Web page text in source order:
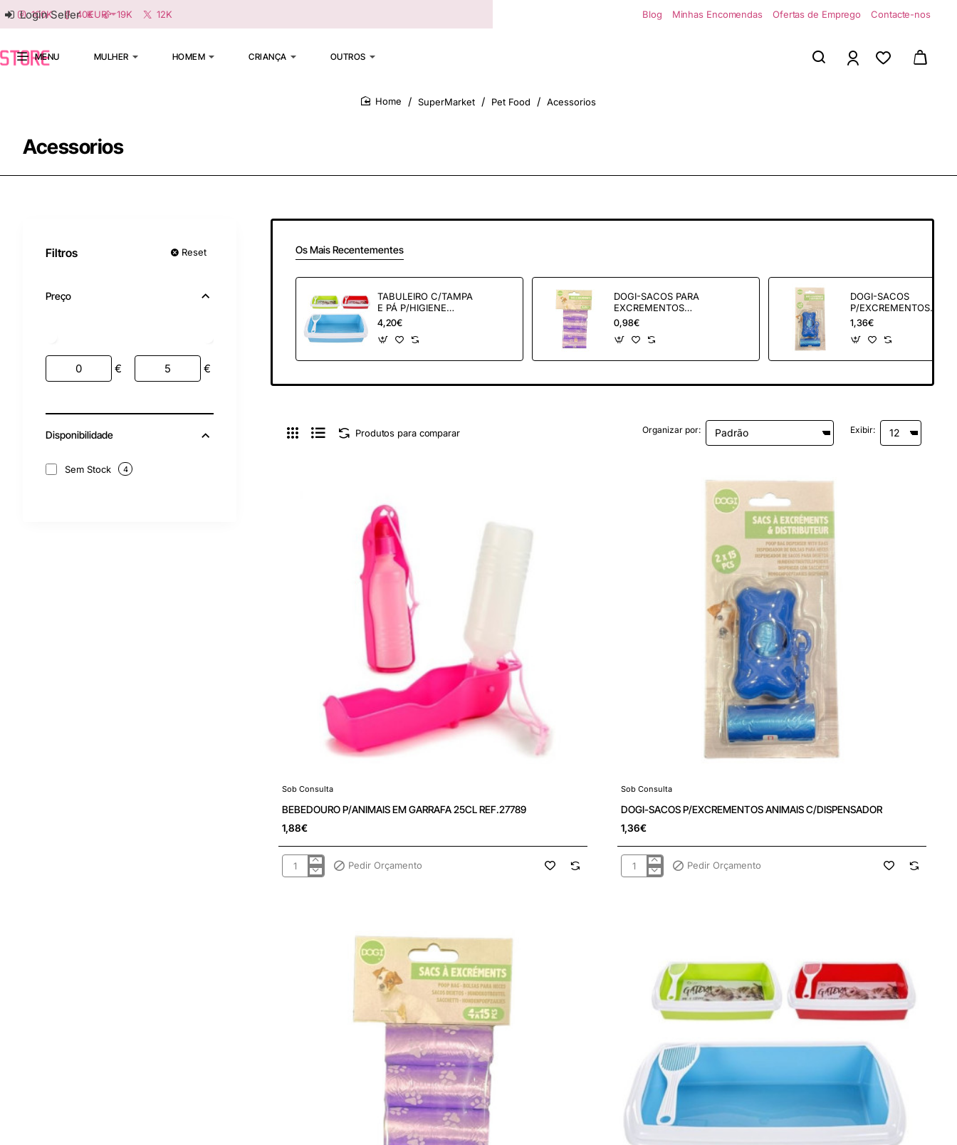
100K 40K 19K 12K
Login Seller EUR Blog Minhas Encomendas Ofertas de Emprego Contacte-nos
MENU MULHER HOMEM CRIANÇA OUTROS
Acessorios
SuperMarket Pet Food Acessorios
Filtros Reset
Preço
€ €
Disponibilidade
Sem Stock 4
Os Mais Recentementes
TABULEIRO C/TAMPA
E PÁ P/HIGIENE
GATOS REF.102952
4,20€
DOGI-SACOS PARA
EXCREMENTOS
ANIMAL 15SACOS
(4ROLOS)
0,98€
DOGI-SACOS
P/EXCREMENTOS
ANIMAIS
C/DISPENSADOR
1,36€
Produtos para comparar Organizar por: Exibir:
Sob Consulta
Sob Consulta
BEBEDOURO P/ANIMAIS EM GARRAFA 25CL REF.27789
1,88€
BEBEDOURO
Pedir Orçamento
Sob Consulta
Sob Consulta
DOGI-SACOS P/EXCREMENTOS ANIMAIS C/DISPENSADOR
1,36€
DOGI-
Pedir Orçamento